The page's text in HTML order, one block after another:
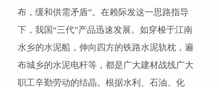
布，缓和供需矛盾”。在赖际发这一思路指导
下，我国“三代”产品迅速发展。如穿梭于江南
水乡的水泥船，伸向四方的铁路水泥轨枕，遍
布城乡的水泥电杆等，都是广大建材战线广大
职工辛勤劳动的结晶。根据水利、石油、化